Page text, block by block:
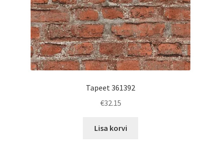
Tapeet 361392
€32.15
Lisa korvi